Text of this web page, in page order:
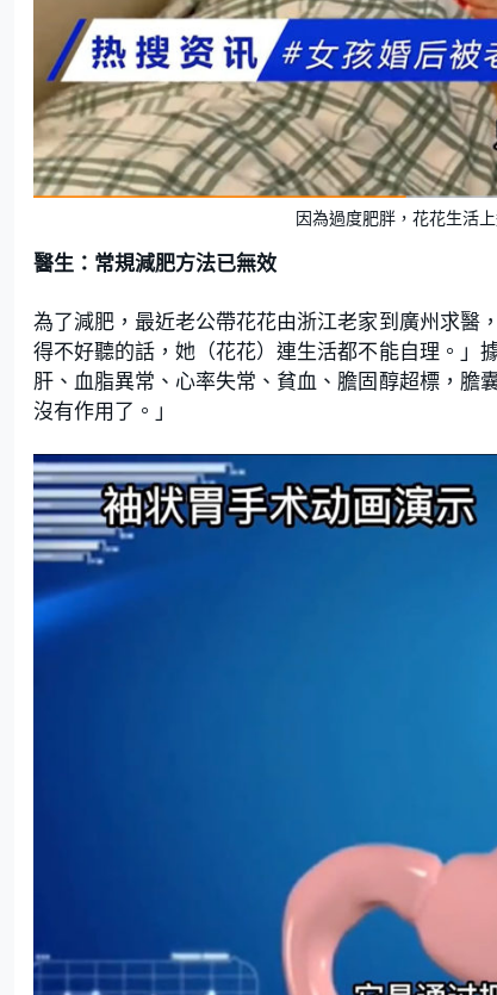
因為過度肥胖，花花生活
醫生：常規減肥方法已無效
為了減肥，最近老公帶花花由浙江老家到廣州求醫
得不好聽的話，她（花花）連生活都不能自理。」
肝、血脂異常、心率失常、貧血、膽固醇超標，膽
沒有作用了。」